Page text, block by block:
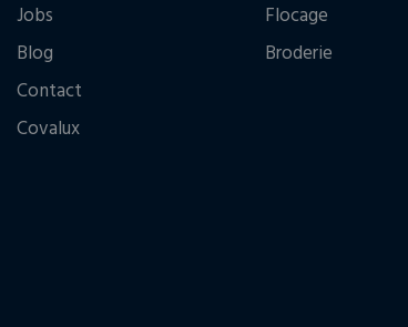
Jobs
Blog
Contact
Covalux
Flocage
Broderie